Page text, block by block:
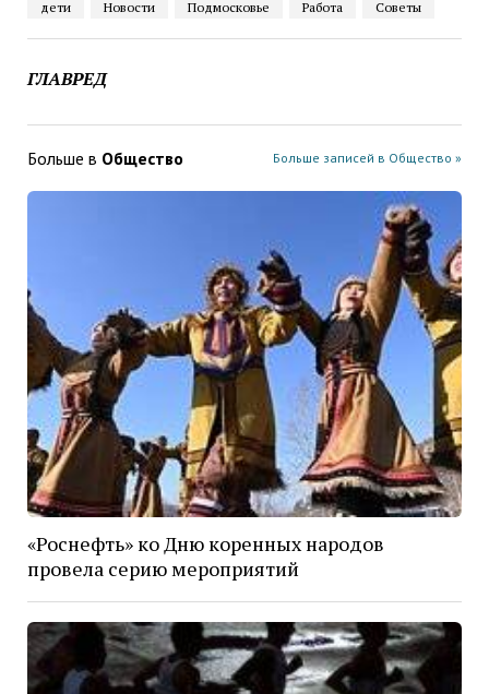
дети Новости Подмосковье Работа Советы
ГЛАВРЕД
Больше в Общество Больше записей в Общество »
«Роснефть» ко Дню коренных народов
провела серию мероприятий